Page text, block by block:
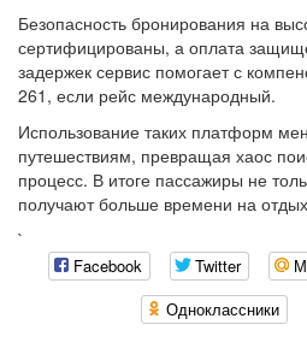
Безопасность бронирования на
сертифицированы, а оплата
задержек сервис помогает с
261, если рейс международный.
Использование таких платформ
путешествиям, превращая хаос
процесс. В итоге пассажиры не
получают больше времени на
`
Facebook Twitter
Одноклассники